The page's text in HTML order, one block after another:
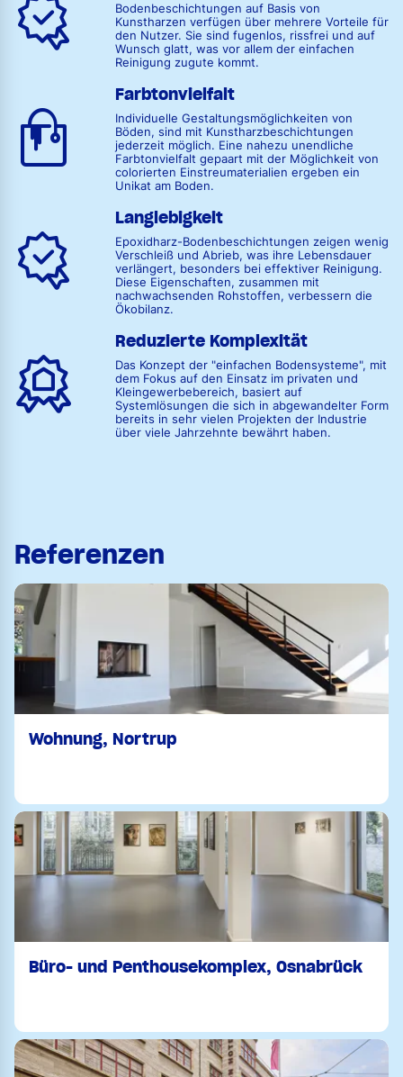
Bodenbeschichtungen auf Basis von
Kunstharzen verfügen über mehrere Vorteile für
den Nutzer. Sie sind fugenlos, rissfrei und auf
Wunsch glatt, was vor allem der einfachen
Reinigung zugute kommt.
Farbtonvielfalt
Individuelle Gestaltungsmöglichkeiten von
Böden, sind mit Kunstharzbeschichtungen
jederzeit möglich. Eine nahezu unendliche
Farbtonvielfalt gepaart mit der Möglichkeit von
colorierten Einstreumaterialien ergeben ein
Unikat am Boden.
Langlebigkeit
Epoxidharz-Bodenbeschichtungen zeigen wenig
Verschleiß und Abrieb, was ihre Lebensdauer
verlängert, besonders bei effektiver Reinigung.
Diese Eigenschaften, zusammen mit
nachwachsenden Rohstoffen, verbessern die
Ökobilanz.
Reduzierte Komplexität
Das Konzept der "einfachen Bodensysteme", mit
dem Fokus auf den Einsatz im privaten und
Kleingewerbebereich, basiert auf
Systemlösungen die sich in abgewandelter Form
bereits in sehr vielen Projekten der Industrie
über viele Jahrzehnte bewährt haben.
Referenzen
Wohnung, Nortrup
Büro- und Penthousekomplex, Osnabrück